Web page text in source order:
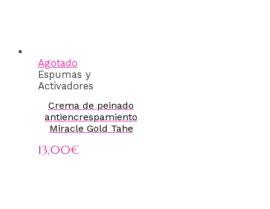
Agotado
Espumas y
Activadores
Crema de peinado
antiencrespamiento
Miracle Gold Tahe
13,00€